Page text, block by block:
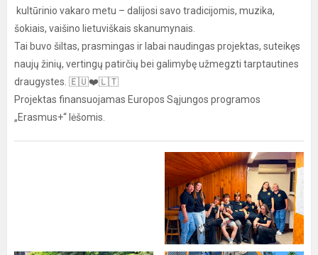
kultūrinio vakaro metu – dalijosi savo tradicijomis, muzika,
šokiais, vaišino lietuviškais skanumynais.
Tai buvo šiltas, prasmingas ir labai naudingas projektas, suteikęs
naujų žinių, vertingų patirčių bei galimybę užmegzti tarptautines
draugystes. 🇪🇺❤️🇱🇹
Projektas finansuojamas Europos Sąjungos programos
„Erasmus+“ lėšomis.